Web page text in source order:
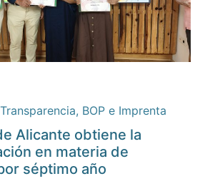
Transparencia, BOP e Imprenta
Alicante obtiene la
en materia de
séptimo año